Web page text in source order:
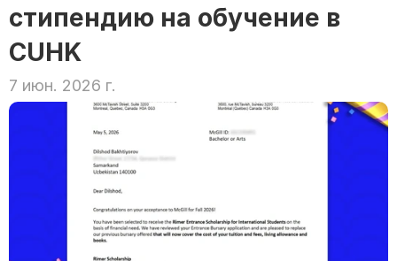
стипендию на обучение в
CUHK
7 июн. 2026 г.